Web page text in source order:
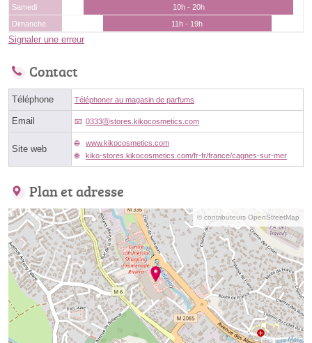
Samedi
10h - 20h
Dimanche
11h - 19h
Signaler une erreur
Contact
Téléphone Téléphoner au magasin de parfums
Email 0333ⓐstores.kikocosmetics.com
Site web
www.kikocosmetics.com
kiko-stores.kikocosmetics.com/fr-fr/france/cagnes-sur-mer
Plan et adresse
© contributeurs OpenStreetMap